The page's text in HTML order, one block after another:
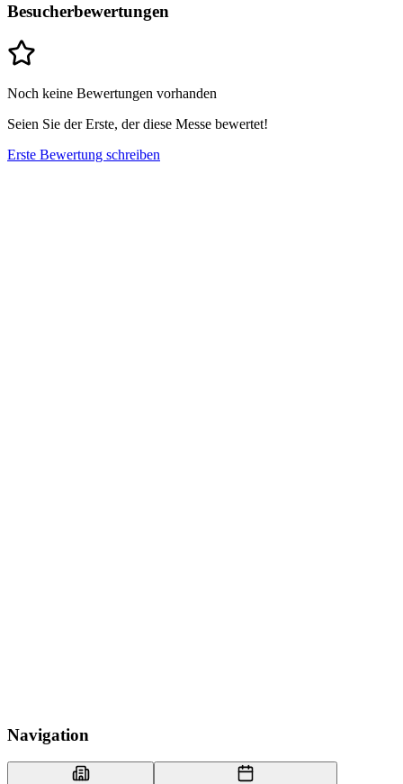
Besucherbewertungen
Noch keine Bewertungen vorhanden
Seien Sie der Erste, der diese Messe bewertet!
Erste Bewertung schreiben
Navigation